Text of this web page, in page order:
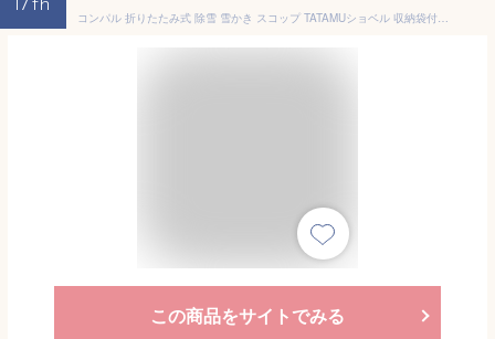
17th
コンパル 折りたたみ式 除雪 雪かき スコップ TATAMUショベル 収納袋付 除雪用品 車載 雪かき道具
この商品をサイトでみる